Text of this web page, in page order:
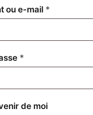
ou e-mail *
*
de moi